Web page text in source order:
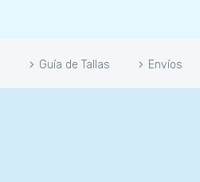
Guía de Tallas Envíos